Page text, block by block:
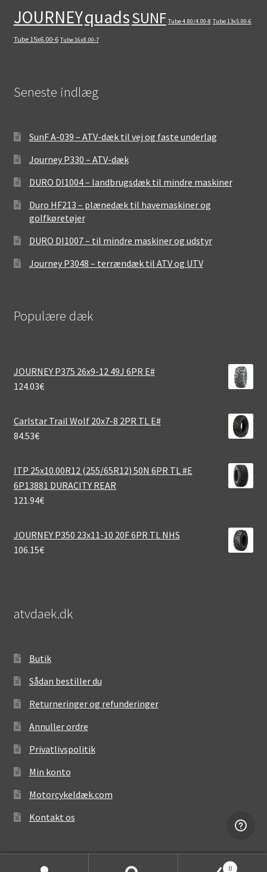
JOURNEYquadsSUNF Tube 4.80/4.00-8 Tube 13x5.00-6
Tube 15x6.00-6 Tube 16x8.00-7
Seneste indlæg
SunF A-039 – ATV-dæk til vej og faste underlag
Journey P330 – ATV-dæk
DURO DI1004 – landbrugsdæk til mindre maskiner
Duro HF213 – plænedæk til havemaskiner og
golfkøretøjer
DURO DI1007 – til mindre maskiner og udstyr
Journey P3048 – terrændæk til ATV og UTV
Populære dæk
JOURNEY P375 26x9-12 49J 6PR E#
124.03€
Carlstar Trail Wolf 20x7-8 2PR TL E#
84.53€
ITP 25x10.00R12 (255/65R12) 50N 6PR TL #E
6P13881 DURACITY REAR
121.94€
JOURNEY P350 23x11-10 20F 6PR TL NHS
106.15€
atvdaek.dk
Butik
Sådan bestiller du
Returneringer og refunderinger
Annuller ordre
Privatlivspolitik
Min konto
Motorcykeldæk.com
Kontakt os
0